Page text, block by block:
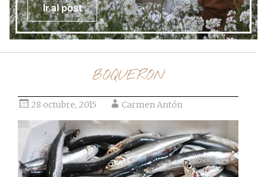
Ir al post
BOQUERON
28 octubre, 2015 Carmen Antón